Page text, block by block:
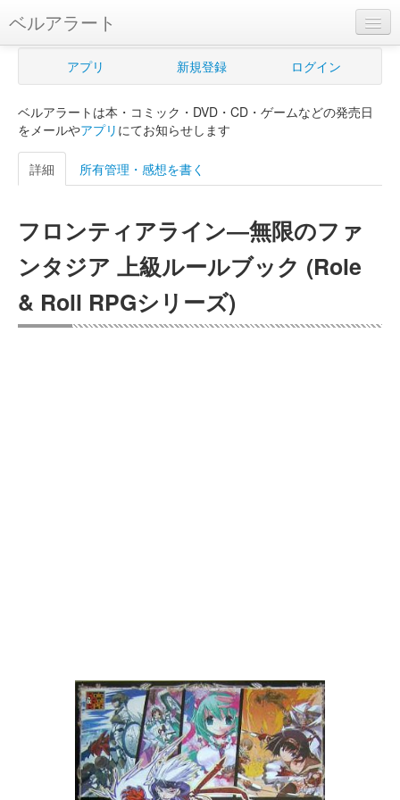
ベルアラート
ベルアラートとは
新規登録
ログイン
購入管理
Myシェルフ
プレミアム
アプリ 新規登録 ログイン
ベルアラートは本・コミック・DVD・CD・ゲームなどの発売日
をメールやアプリ にてお知らせします
詳細 所有管理・感想を書く
フロンティアライン―無限のファ
ンタジア 上級ルールブック (Role
& Roll RPGシリーズ)